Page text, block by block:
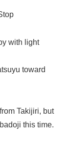
with light
toward
Takijiri, but
this time.